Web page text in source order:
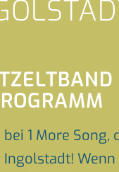
1 More Song,